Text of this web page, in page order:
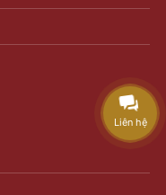
Liên hệ